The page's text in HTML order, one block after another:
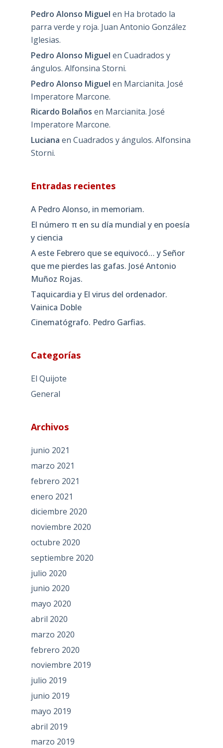
Pedro Alonso Miguel en Ha brotado la
parra verde y roja. Juan Antonio González
Iglesias.
Pedro Alonso Miguel en Cuadrados y
ángulos. Alfonsina Storni.
Pedro Alonso Miguel en Marcianita. José
Imperatore Marcone.
Ricardo Bolaños en Marcianita. José
Imperatore Marcone.
Luciana en Cuadrados y ángulos. Alfonsina
Storni.
Entradas recientes
A Pedro Alonso, in memoriam.
El número π en su día mundial y en poesía
y ciencia
A este Febrero que se equivocó… y Señor
que me pierdes las gafas. José Antonio
Muñoz Rojas.
Taquicardia y El virus del ordenador.
Vainica Doble
Cinematógrafo. Pedro Garfias.
Categorías
El Quijote
General
Archivos
junio 2021
marzo 2021
febrero 2021
enero 2021
diciembre 2020
noviembre 2020
octubre 2020
septiembre 2020
julio 2020
junio 2020
mayo 2020
abril 2020
marzo 2020
febrero 2020
noviembre 2019
julio 2019
junio 2019
mayo 2019
abril 2019
marzo 2019